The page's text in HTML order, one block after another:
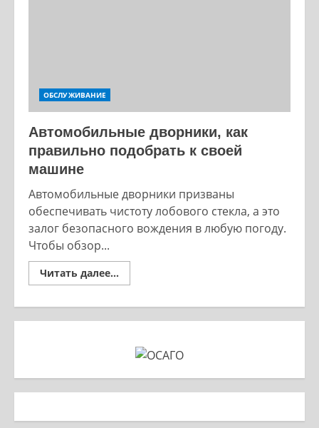
ОБСЛУЖИВАНИЕ
Автомобильные дворники, как
правильно подобрать к своей
машине
Автомобильные дворники призваны
обеспечивать чистоту лобового стекла, а это
залог безопасного вождения в любую погоду.
Чтобы обзор...
Читать далее...
more
как
своей